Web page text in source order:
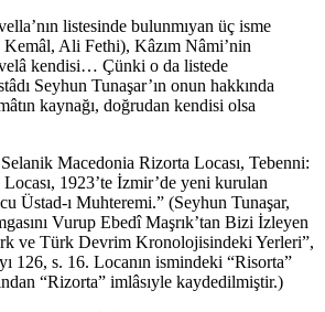
listesinde bulunmıyan üç isme
Ali Fethi), Kâzım Nâmi’nin
kendisi… Çünki o da listede
Seyhun Tunaşar’ın onun hakkında
kaynağı, doğrudan kendisi olsa
Macedonia Rizorta Locası, Tebenni:
1923’te İzmir’de yeni kurulan
Üstad-ı Muhteremi.” (Seyhun Tunaşar,
Vurup Ebedî Maşrık’tan Bizi İzleyen
ve Türk Devrim Kronolojisindeki Yerleri”,
126, s. 16. Locanın ismindeki “Risorta”
“Rizorta” imlâsıyle kaydedilmiştir.)